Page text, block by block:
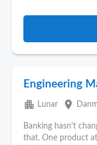
Engineering
apartment Lunar place
Banking hasn't
that. One product